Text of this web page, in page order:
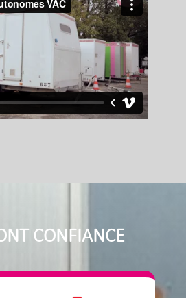
CONFIANCE